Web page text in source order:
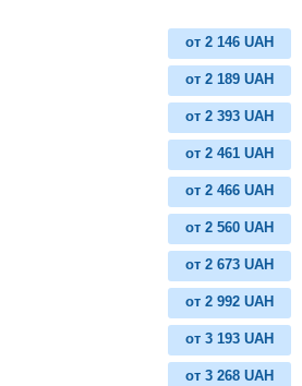
от 2 146 UAH
от 2 189 UAH
от 2 393 UAH
от 2 461 UAH
от 2 466 UAH
от 2 560 UAH
от 2 673 UAH
от 2 992 UAH
от 3 193 UAH
от 3 268 UAH